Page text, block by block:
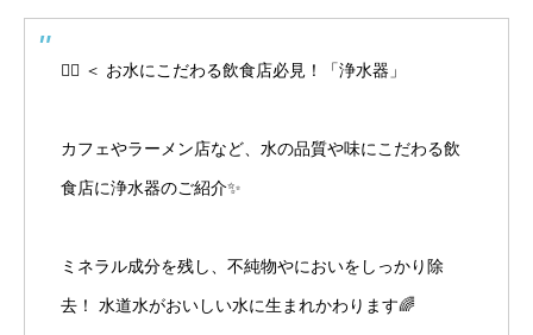
🙋‍♀️ ＜ お水にこだわる飲食店必見！「浄水器」
カフェやラーメン店など、水の品質や味にこだわる飲
食店に浄水器のご紹介✨
ミネラル成分を残し、不純物やにおいをしっかり除
去！ 水道水がおいしい水に生まれかわります🌈